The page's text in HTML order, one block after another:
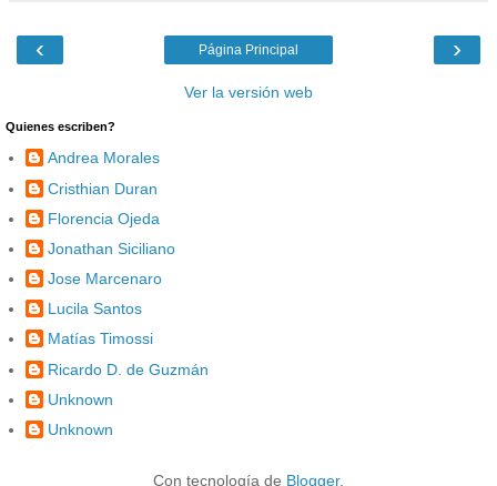
‹ ›
Página Principal
Ver la versión web
Quienes escriben?
Andrea Morales
Cristhian Duran
Florencia Ojeda
Jonathan Siciliano
Jose Marcenaro
Lucila Santos
Matías Timossi
Ricardo D. de Guzmán
Unknown
Unknown
Con tecnología de Blogger.